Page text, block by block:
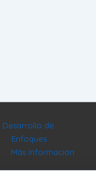
Desarrollo de
Enfoques
Más información